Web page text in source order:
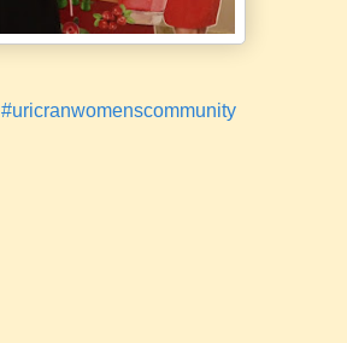
#uricranwomenscommunity